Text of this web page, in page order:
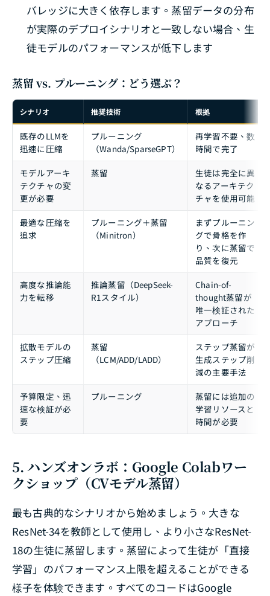
バレッジに大きく依存します。蒸留データの分布
が実際のデプロイシナリオと一致しない場合、生
徒モデルのパフォーマンスが低下します
蒸留 vs. プルーニング：どう選ぶ？
シナリオ 推奨技術 根拠
既存のLLMを
迅速に圧縮
プルーニング
（Wanda/SparseGPT）
再学習不要、数
時間で完了
モデルアーキ
テクチャの変
更が必要
蒸留
生徒は完全に異
なるアーキテク
チャを使用可能
最適な圧縮を
追求
プルーニング＋蒸留
（Minitron）
まずプルーニン
グで骨格を作
り、次に蒸留で
品質を復元
高度な推論能
力を転移
推論蒸留（DeepSeek-
R1スタイル）
Chain-of-
thought蒸留が
唯一検証された
アプローチ
拡散モデルの
ステップ圧縮
蒸留
（LCM/ADD/LADD）
ステップ蒸留が
生成ステップ削
減の主要手法
予算限定、迅
速な検証が必
要
プルーニング
蒸留には追加の
学習リソースと
時間が必要
5. ハンズオンラボ：Google Colabワー
クショップ（CVモデル蒸留）
最も古典的なシナリオから始めましょう。大きな
ResNet-34を教師として使用し、より小さなResNet-
18の生徒に蒸留します。蒸留によって生徒が「直接
学習」のパフォーマンス上限を超えることができる
様子を体験できます。すべてのコードはGoogle